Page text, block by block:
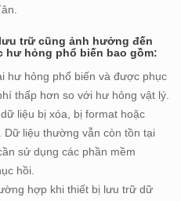
trữ cũng ảnh hưởng đến
hư hỏng phổ biến bao gồm:
hư hỏng phổ biến và được phục
thấp hơn so với hư hỏng vật lý.
liệu bị xóa, bị format hoặc
Dữ liệu thường vẫn còn tồn tại
sử dụng các phần mềm
hồi.
hợp khi thiết bị lưu trữ dữ